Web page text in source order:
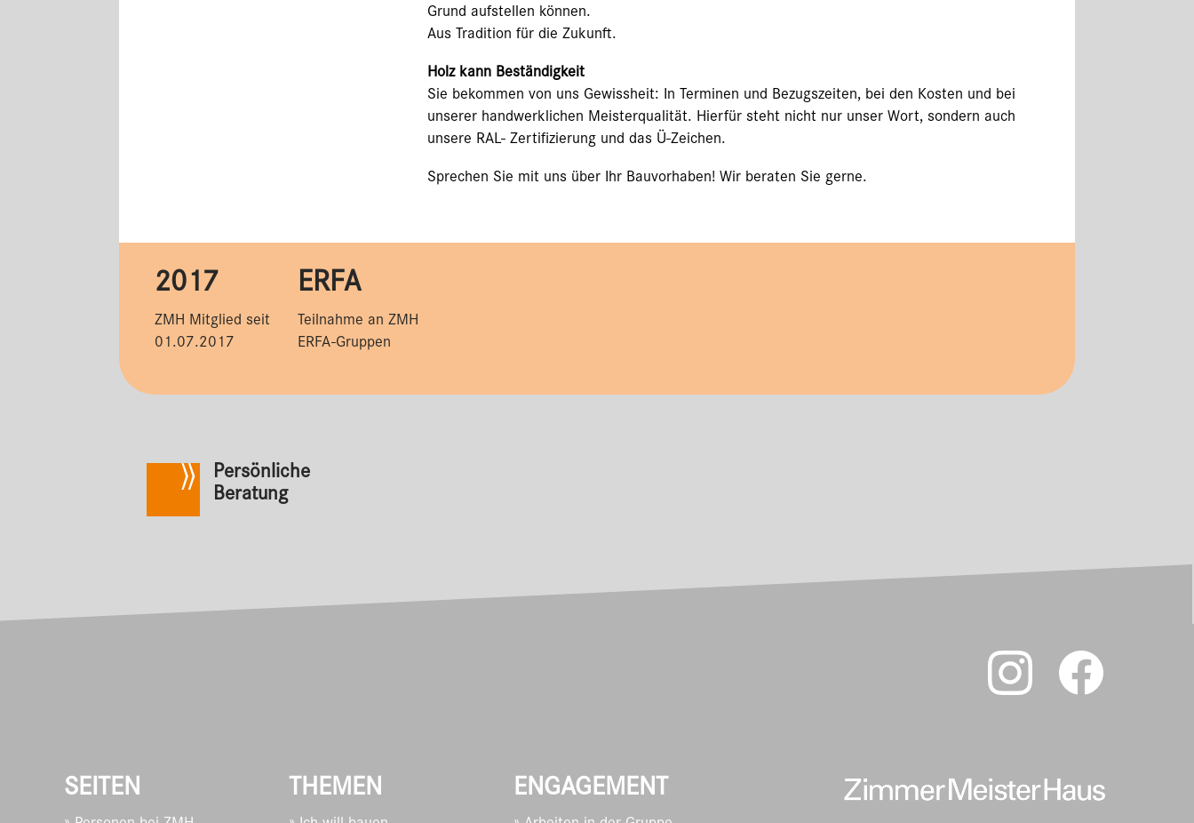
Grund aufstellen können.
Aus Tradition für die Zukunft.
Holz kann Beständigkeit
Sie bekommen von uns Gewissheit: In Terminen und Bezugszeiten, bei den Kosten und bei
unserer handwerklichen Meisterqualität. Hierfür steht nicht nur unser Wort, sondern auch
unsere RAL- Zertifizierung und das Ü-Zeichen.
Sprechen Sie mit uns über Ihr Bauvorhaben! Wir beraten Sie gerne.
2017
ZMH Mitglied seit
01.07.2017
ERFA
Teilnahme an ZMH
ERFA-Gruppen
Persönliche
Beratung
SEITEN THEMEN ENGAGEMENT
Player